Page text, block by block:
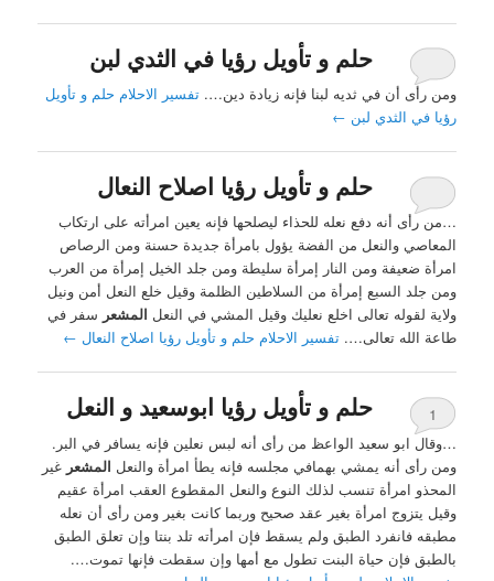
حلم و تأويل رؤيا في الثدي لبن
ومن رأى أن في ثديه لبنا فإنه زيادة دين….تفسير الاحلام حلم و تأويل
رؤيا في الثدي لبن ←
حلم و تأويل رؤيا اصلاح النعال
…من رأى أنه دفع نعله للحذاء ليصلحها فإنه يعين امرأته على ارتكاب
المعاصي والنعل من الفضة يؤول بامرأة جديدة حسنة ومن الرصاص
امرأة ضعيفة ومن النار إمرأة سليطة ومن جلد الخيل إمرأة من العرب
ومن جلد السبع إمرأة من السلاطين الظلمة وقيل خلع النعل أمن ونيل
ولاية لقوله تعالى اخلع نعليك وقيل المشي في النعل المشعر سفر في
طاعة الله تعالى….تفسير الاحلام حلم و تأويل رؤيا اصلاح النعال ←
حلم و تأويل رؤيا ابوسعيد و النعل
1
…وقال ابو سعيد الواعظ من رأى أنه لبس نعلين فإنه يسافر في البر.
ومن رأى أنه يمشي بهمافي مجلسه فإنه يطأ امرأة والنعل المشعر غير
المحذو امرأة تنسب لذلك النوع والنعل المقطوع العقب امرأة عقيم
وقيل يتزوج امرأة بغير عقد صحيح وربما كانت بغير ومن رأى أن نعله
مطبقه فانفرد الطبق ولم يسقط فإن امرأته تلد بنتا وإن تعلق الطبق
بالطبق فإن حياة البنت تطول مع أمها وإن سقطت فإنها تموت….